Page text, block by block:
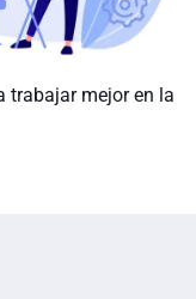
trabajar mejor en la